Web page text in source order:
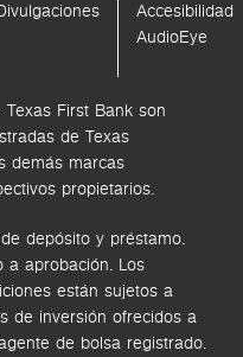
Accesibilidad
AudioEye
First Bank son
de Texas
demás marcas
propietarios.
depósito y préstamo.
a aprobación. Los
están sujetos a
de inversión ofrecidos a
de bolsa registrado.